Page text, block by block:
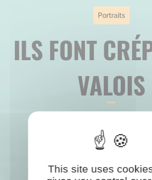
Portraits
ILS FONT
VALOIS
This site uses